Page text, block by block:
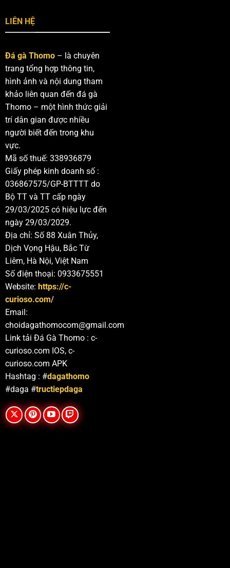
LIÊN HỆ
Đá gà Thomo– là chuyên
trang tổng hợp thông tin,
hình ảnh và nội dung tham
khảo liên quan đến đá gà
Thomo – một hình thức giải
trí dân gian được nhiều
người biết đến trong khu
vực.
Mã số thuế: 338936879
Giấy phép kinh doanh số :
036867575/GP-BTTTT do
Bộ TT và TT cấp ngày
29/03/2025 có hiệu lực đến
ngày 29/03/2029.
Địa chỉ: Số 88 Xuân Thủy,
Dịch Vọng Hậu, Bắc Từ
Liêm, Hà Nội, Việt Nam
Số điện thoại: 0933675551
Website: https://c-
curioso.com/
Email:
choidagathomocom@gmail.com
Link tải Đá Gà Thomo : c-
curioso.com IOS, c-
curioso.com APK
Hashtag : #dagathomo
#daga #tructiepdaga